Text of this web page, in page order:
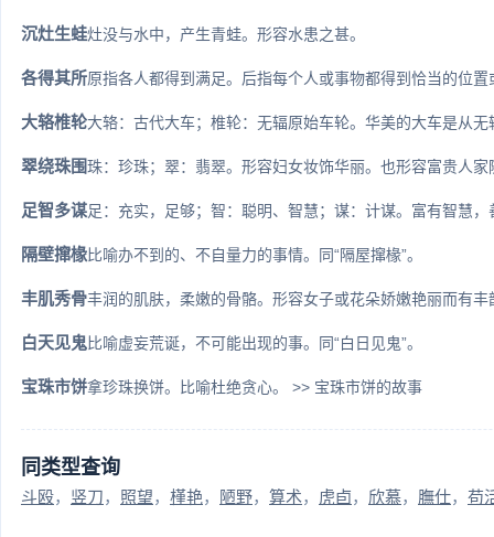
沉灶生蛙灶没与水中，产生青蛙。形容水患之甚。
各得其所原指各人都得到满足。后指每个人或事物都得到恰当的位置
大辂椎轮大辂：古代大车；椎轮：无辐原始车轮。华美的大车是从
翠绕珠围珠：珍珠；翠：翡翠。形容妇女妆饰华丽。也形容富贵人家
足智多谋足：充实，足够；智：聪明、智慧；谋：计谋。富有智慧
隔壁撺椽比喻办不到的、不自量力的事情。同“隔屋撺椽”。
丰肌秀骨丰润的肌肤，柔嫩的骨骼。形容女子或花朵娇嫩艳丽而有丰
白天见鬼比喻虚妄荒诞，不可能出现的事。同“白日见鬼”。
宝珠市饼拿珍珠换饼。比喻杜绝贪心。 >> 宝珠市饼的故事
同类型查询
斗殴 竖刀 照望 槿艳 陋野 算术 虎卣 欣慕 膴仕 苟